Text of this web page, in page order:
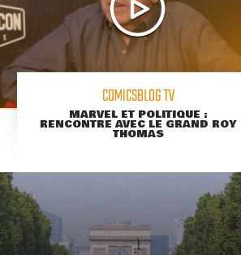
COMICSBLOG TV
MARVEL ET POLITIQUE :
RENCONTRE AVEC LE GRAND ROY
THOMAS